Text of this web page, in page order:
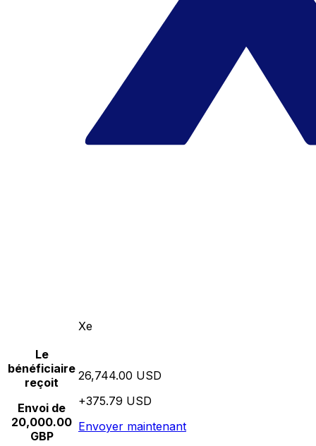
Xe
Le
bénéficiaire
reçoit
Envoi de
20,000.00
GBP
26,744.00 USD
+375.79 USD
Envoyer maintenant